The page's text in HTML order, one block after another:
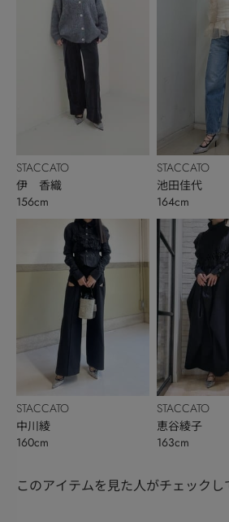
STACCATO
伊 香織
156cm
STACCATO
中川綾
160cm
STACCATO
池田佳代
164cm
STACCATO
恵谷綾子
163cm
このアイテムを見た人がチェックし